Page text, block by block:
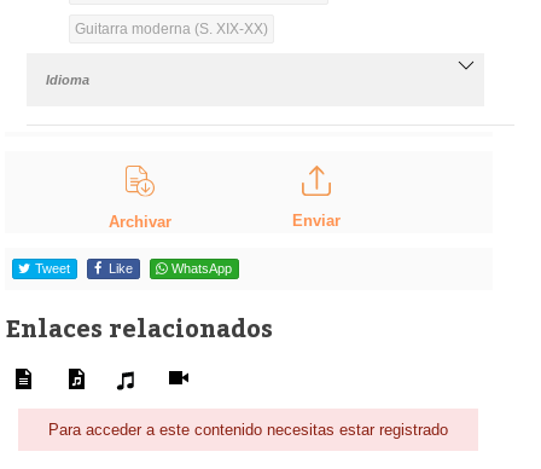
Guitarra moderna (S. XIX-XX)
Idioma
Archivar Enviar
Tweet Like WhatsApp
Enlaces relacionados
Para acceder a este contenido necesitas estar registrado